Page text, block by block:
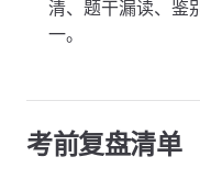
清、题干漏读、鉴
一。
考前复盘清单